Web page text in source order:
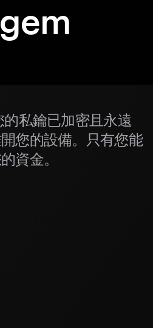
的私鑰已加密且永遠
您的設備。只有您能
資金。